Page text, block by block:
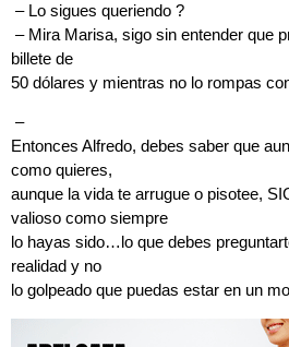
– Lo sigues queriendo ?
– Mira Marisa, sigo sin entender que
billete de
50 dólares y mientras no lo rompas
–
Entonces Alfredo, debes saber que
como quieres,
aunque la vida te arrugue o pisotee,
valioso como siempre
lo hayas sido…lo que debes
realidad y no
lo golpeado que puedas estar en un